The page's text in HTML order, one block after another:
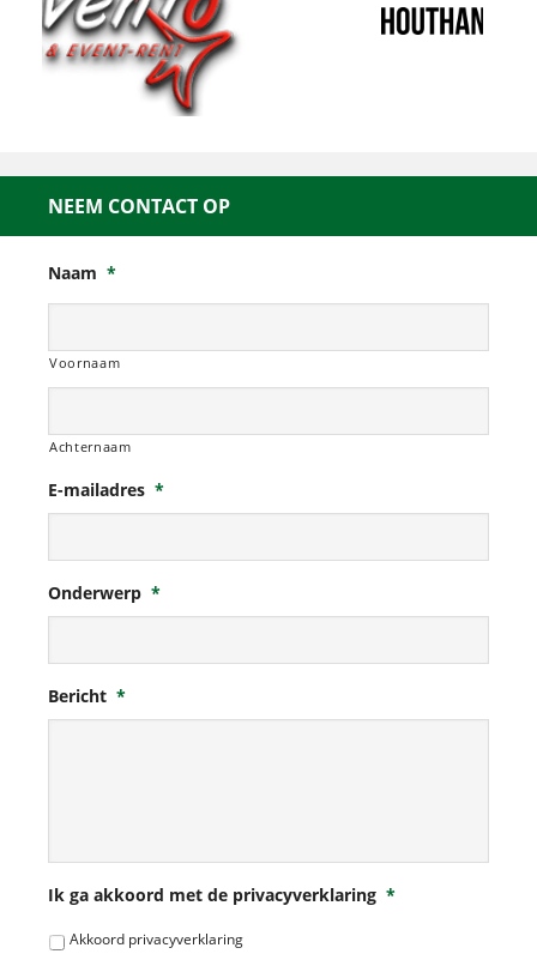
NEEM CONTACT OP
Naam *
Voornaam
Achternaam
E-mailadres *
Onderwerp *
Bericht *
Ik ga akkoord met de privacyverklaring *
Akkoord privacyverklaring